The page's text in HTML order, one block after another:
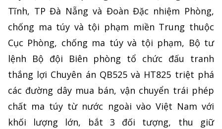
Tĩnh, TP Đà Nẵng và Đoàn Đặc nhiệm Phòng,
chống ma túy và tội phạm miền Trung thuộc
Cục Phòng, chống ma túy và tội phạm, Bộ tư
lệnh Bộ đội Biên phòng tổ chức đấu tranh
thắng lợi Chuyên án QB525 và HT825 triệt phá
các đường dây mua bán, vận chuyển trái phép
chất ma túy từ nước ngoài vào Việt Nam với
khối lượng lớn, bắt 3 đối tượng, thu giữ